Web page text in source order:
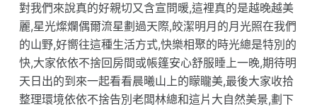
對我們來說真的好親切又含宣問暖,這裡真的是越晚越美
麗,星光燦爛偶爾流星劃過天際,皎潔明月的月光照在我們
的山野,好嚮往這種生活方式,快樂相聚的時光總是特別的
快,大家依依不捨回房間或帳篷安心舒服睡上一晚,期待明
天日出的到來一起看看晨曦山上的矇矓美,最後大家收拾
整理環境依依不捨告別老闆林總和這片大自然美景,劃下